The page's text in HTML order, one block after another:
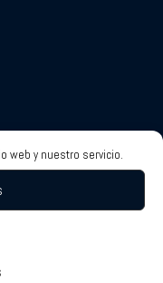
web y nuestro servicio.